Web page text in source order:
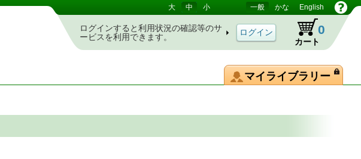
大 中 小 一般 かな English
ログインすると利用状況の確認等のサ
ービスを利用できます。
カート
0
マイライブラリー